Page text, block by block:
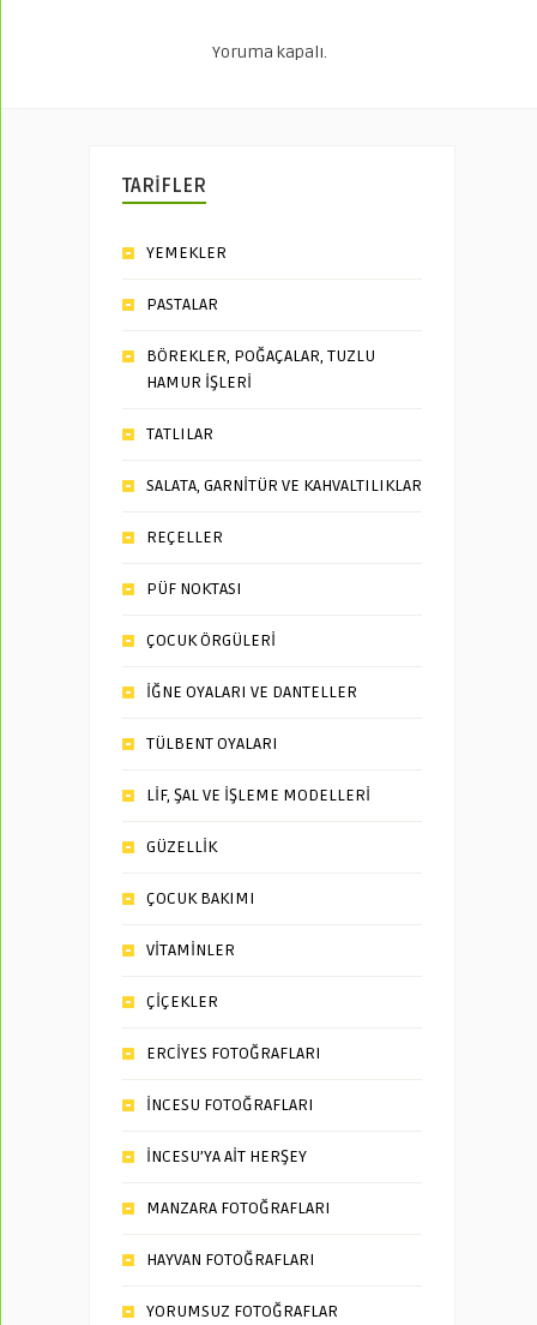
Yoruma kapalı.
TARİFLER
YEMEKLER
PASTALAR
BÖREKLER, POĞAÇALAR, TUZLU
HAMUR İŞLERİ
TATLILAR
SALATA, GARNİTÜR VE KAHVALTILIKLAR
REÇELLER
PÜF NOKTASI
ÇOCUK ÖRGÜLERİ
İĞNE OYALARI VE DANTELLER
TÜLBENT OYALARI
LİF, ŞAL VE İŞLEME MODELLERİ
GÜZELLİK
ÇOCUK BAKIMI
VİTAMİNLER
ÇİÇEKLER
ERCİYES FOTOĞRAFLARI
İNCESU FOTOĞRAFLARI
İNCESU’YA AİT HERŞEY
MANZARA FOTOĞRAFLARI
HAYVAN FOTOĞRAFLARI
YORUMSUZ FOTOĞRAFLAR